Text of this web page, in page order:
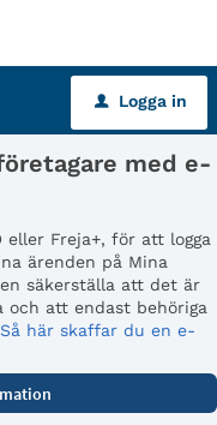
u Logga in
med e-
Freja+, för att logga
ärenden på Mina
säkerställa att det är
och att endast behöriga
Så här skaffar du en e-